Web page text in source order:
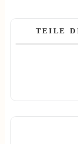
TEILE